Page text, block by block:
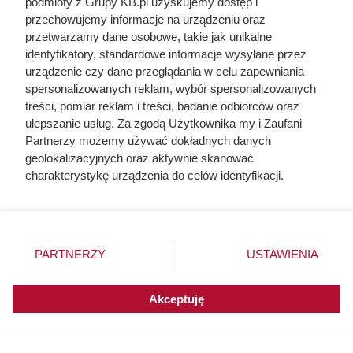
liczby ludzi niż Hitler i Stalin
razem wzięci. Mimo to czczą go
jako bohatera
przechowujemy informacje na urządzeniu oraz
przetwarzamy dane osobowe, takie jak unikalne
identyfikatory, standardowe informacje wysyłane przez
urządzenie czy dane przeglądania w celu zapewniania
spersonalizowanych reklam, wybór spersonalizowanych
treści, pomiar reklam i treści, badanie odbiorców oraz
ulepszanie usług. Za zgodą Użytkownika my i Zaufani
Partnerzy możemy używać dokładnych danych
geolokalizacyjnych oraz aktywnie skanować
charakterystykę urządzenia do celów identyfikacji.
zmienić/wycofać klikając przycisk ustawień prywatności
znajdujący się w lewym dolnym rogu strony. Niektóre
użytkownika, ale masz prawo sprzeciwić się takiemu
przetwarzaniu. Preferencje będą miały zastosowania do
PARTNERZY USTAWIENIA
Akceptuję